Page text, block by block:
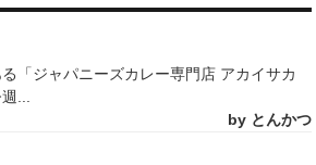
「ジャパニーズカレー専門店 アカイサカ
...
by とんかつ